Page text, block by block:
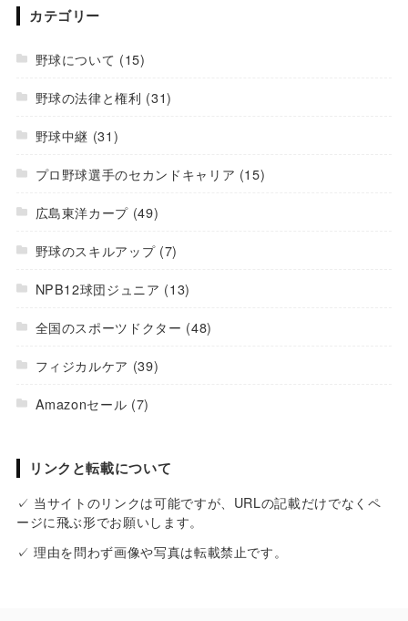
カテゴリー
野球について (15)
野球の法律と権利 (31)
野球中継 (31)
プロ野球選手のセカンドキャリア (15)
広島東洋カープ (49)
野球のスキルアップ(7)
NPB12球団ジュニア (13)
全国のスポーツドクター (48)
フィジカルケア (39)
Amazonセール (7)
リンクと転載について
✓ 当サイトのリンクは可能ですが、URLの記載だけでなくペ
ージに飛ぶ形でお願いします。
✓ 理由を問わず画像や写真は転載禁止です。